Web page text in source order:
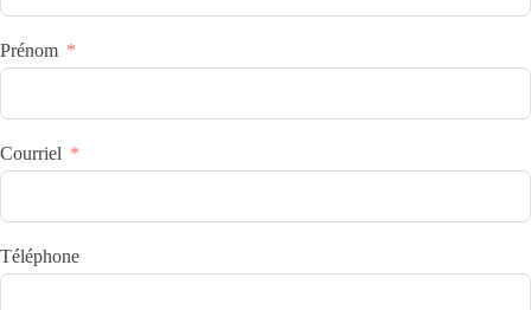
Prénom
Courriel
Téléphone